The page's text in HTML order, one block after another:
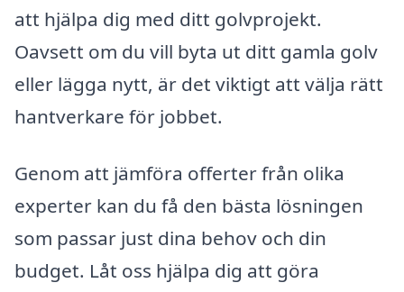
att hjälpa dig med ditt golvprojekt.
Oavsett om du vill byta ut ditt gamla golv
eller lägga nytt, är det viktigt att välja rätt
hantverkare för jobbet.
Genom att jämföra offerter från olika
experter kan du få den bästa lösningen
som passar just dina behov och din
budget. Låt oss hjälpa dig att göra